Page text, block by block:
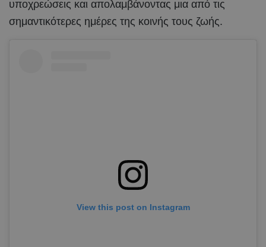
υποχρεώσεις και απολαμβάνοντας μια από τις
σημαντικότερες ημέρες της κοινής τους ζωής.
View this post on Instagram